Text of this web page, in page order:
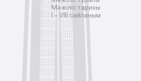
Мәжіліс тарихы
I – VIII сайланым